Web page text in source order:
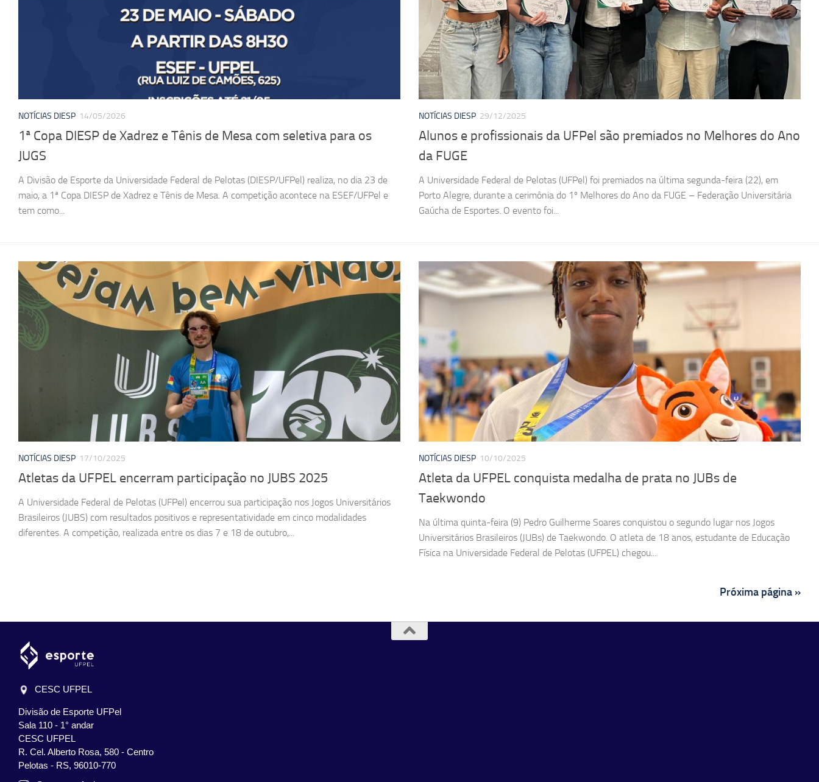
NOTÍCIAS DIESP 14/05/2026
1ª Copa DIESP de Xadrez e Tênis de Mesa com seletiva para os
JUGS
A Divisão de Esporte da Universidade Federal de Pelotas (DIESP/UFPel) realiza, no dia 23 de
maio, a 1ª Copa DIESP de Xadrez e Tênis de Mesa. A competição acontece na ESEF/UFPel e
tem como...
NOTÍCIAS DIESP 29/12/2025
Alunos e profissionais da UFPel são premiados no Melhores do Ano
da FUGE
A Universidade Federal de Pelotas (UFPel) foi premiados na última segunda-feira (22), em
Porto Alegre, durante a cerimônia do 1º Melhores do Ano da FUGE – Federação Universitária
Gaúcha de Esportes. O evento foi...
NOTÍCIAS DIESP 17/10/2025
Atletas da UFPEL encerram participação no JUBS 2025
A Universidade Federal de Pelotas (UFPel) encerrou sua participação nos Jogos Universitários
Brasileiros (JUBS) com resultados positivos e representatividade em cinco modalidades
diferentes. A competição, realizada entre os dias 7 e 18 de outubro,...
NOTÍCIAS DIESP 10/10/2025
Atleta da UFPEL conquista medalha de prata no JUBs de
Taekwondo
Na última quinta-feira (9) Pedro Guilherme Soares conquistou o segundo lugar nos Jogos
Universitários Brasileiros (JUBs) de Taekwondo. O atleta de 18 anos, estudante de Educação
Física na Universidade Federal de Pelotas (UFPEL) chegou...
Próxima página »
CESC UFPEL
Divisão de Esporte UFPel
Sala 110 - 1° andar
CESC UFPEL
R. Cel. Alberto Rosa, 580 - Centro
Pelotas - RS, 96010-770